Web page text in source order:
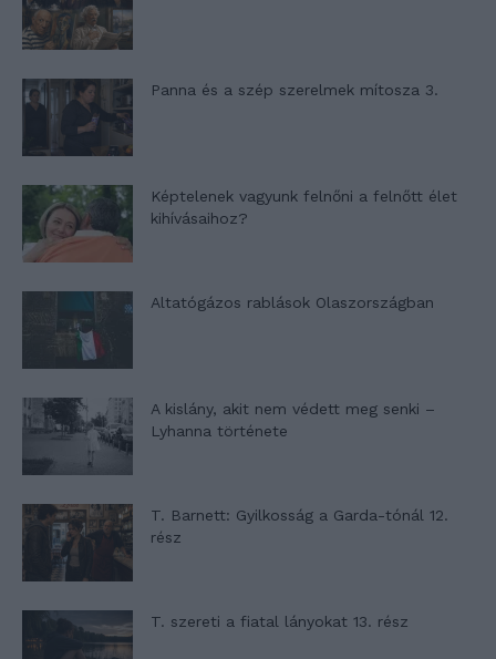
Panna és a szép szerelmek mítosza 3.
Képtelenek vagyunk felnőni a felnőtt élet
kihívásaihoz?
Altatógázos rablások Olaszországban
A kislány, akit nem védett meg senki –
Lyhanna története
T. Barnett: Gyilkosság a Garda-tónál 12.
rész
T. szereti a fiatal lányokat 13. rész